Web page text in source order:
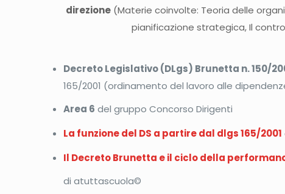
direzione(Materie coinvolte: Teoria delle
pianificazione strategica, Il
Decreto Legislativo (DLgs) Brunetta n. 150/
165/2001 (ordinamento del lavoro alle
Area 6 del gruppo Concorso Dirigenti
La funzione del DS a partire dal dlgs 165/2001
Il Decreto Brunetta e il ciclo della
di atuttascuola©